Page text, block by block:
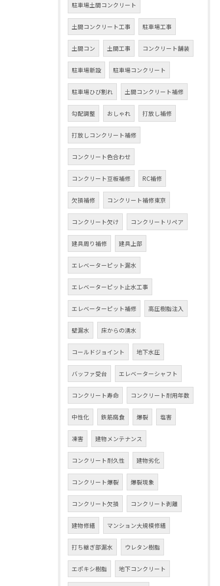
駐車場土間コンクリート
土間コンクリート工事 駐車場工事
土間コン 土間工事 コンクリート舗装
駐車場新設 駐車場コンクリート
駐車場ひび割れ 土間コンクリート補修
勾配調整 おしゃれ 打放し補修
打放しコンクリート補修
コンクリート色合わせ
コンクリート豆板補修 RC補修
欠損補修 コンクリート補修東京
コンクリート欠け コンクリートリペア
建具周り補修 建具上部
エレベーターピット漏水
エレベーターピット止水工事
エレベーターピット補修 高圧樹脂注入
壁漏水 床からの湧水
コールドジョイント 地下水圧
バッファ受台 エレベーターシャフト
コンクリート寿命 コンクリート耐用年数
中性化 鉄筋腐食 爆裂 塩害
凍害 建物メンテナンス
コンクリート耐久性 建物劣化
コンクリート爆裂 爆裂現象
コンクリート欠損 コンクリート剥離
建物修繕 マンション大規模修繕
打ち継ぎ部漏水 ウレタン樹脂
エポキシ樹脂 地下コンクリート